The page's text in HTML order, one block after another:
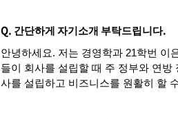
Q. 간단하게 자기소개 부탁드립니다.
안녕하세요. 저는 경영학과 21학번 이
들이
회사를 설립할 때 주 정부와 연방
사를 설립하고 비즈니스를 원활히 할